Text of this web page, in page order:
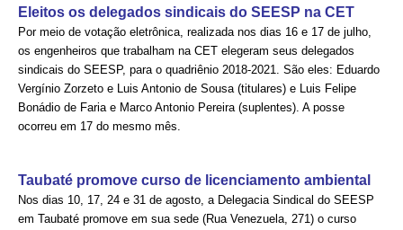
CAMPANHAS SALARIAIS
COMUNICAÇÃO
PALAVRA DO MURILO
CONTEÚDO ESPECIAL
JORNAL DO ENGENHEIRO
Eleitos os delegados sindicais do SEESP na CET
Por meio de votação eletrônica, realizada nos dias 16 e 17 de julho,
os engenheiros que trabalham na CET elegeram seus delegados
sindicais do SEESP, para o quadriênio 2018-2021. São eles: Eduardo
Vergínio Zorzeto e Luis Antonio de Sousa (titulares) e Luis Felipe
Bonádio de Faria e Marco Antonio Pereira (suplentes). A posse
ocorreu em 17 do mesmo mês.
Taubaté promove curso de licenciamento ambiental
Nos dias 10, 17, 24 e 31 de agosto, a Delegacia Sindical do SEESP
em Taubaté promove em sua sede (Rua Venezuela, 271) o curso